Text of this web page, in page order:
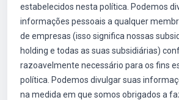
estabelecidos nesta política. Podemos
informações pessoais a qualquer
de empresas (isso significa nossas
holding e todas as suas subsidiárias)
razoavelmente necessário para os fins
política. Podemos divulgar suas
na medida em que somos obrigados a